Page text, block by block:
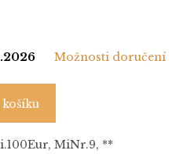
Možnosti doručení
MiNr.9, **